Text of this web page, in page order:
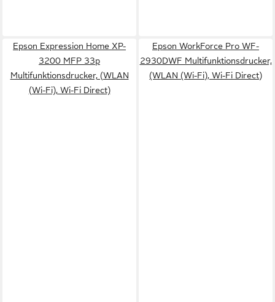
Epson Expression Home XP-
3200 MFP 33p
Multifunktionsdrucker, (WLAN
(Wi-Fi), Wi-Fi Direct)
Epson WorkForce Pro WF-
2930DWF Multifunktionsdrucker,
(WLAN (Wi-Fi), Wi-Fi Direct)